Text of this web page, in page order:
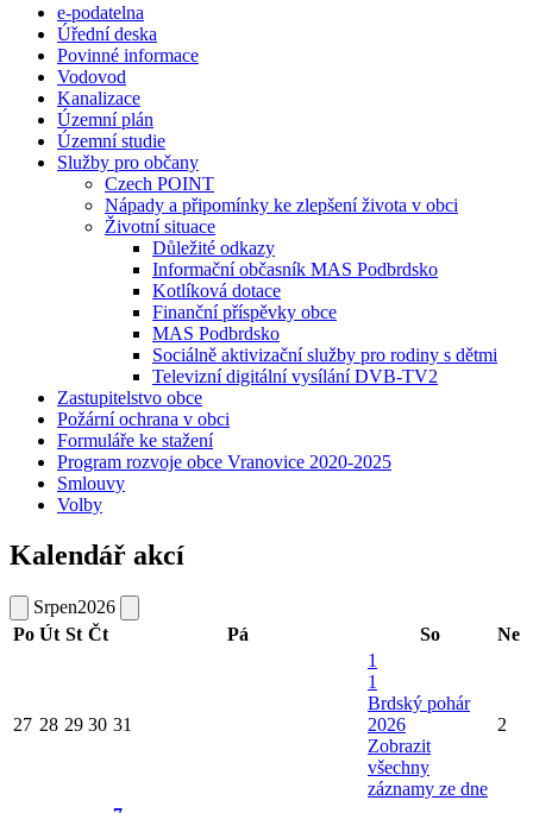
e-podatelna
Úřední deska
Povinné informace
Vodovod
Kanalizace
Územní plán
Územní studie
Služby pro občany
Czech POINT
Nápady a připomínky ke zlepšení života v obci
Životní situace
Důležité odkazy
Informační občasník MAS Podbrdsko
Kotlíková dotace
Finanční příspěvky obce
MAS Podbrdsko
Sociálně aktivizační služby pro rodiny s dětmi
Televizní digitální vysílání DVB-TV2
Zastupitelstvo obce
Požární ochrana v obci
Formuláře ke stažení
Program rozvoje obce Vranovice 2020-2025
Smlouvy
Volby
Kalendář akcí
Srpen2026
Po Út St Čt Pá So Ne
27 28 29 30 31
1
1
Brdský pohár
2026
Zobrazit
všechny
záznamy ze dne
2